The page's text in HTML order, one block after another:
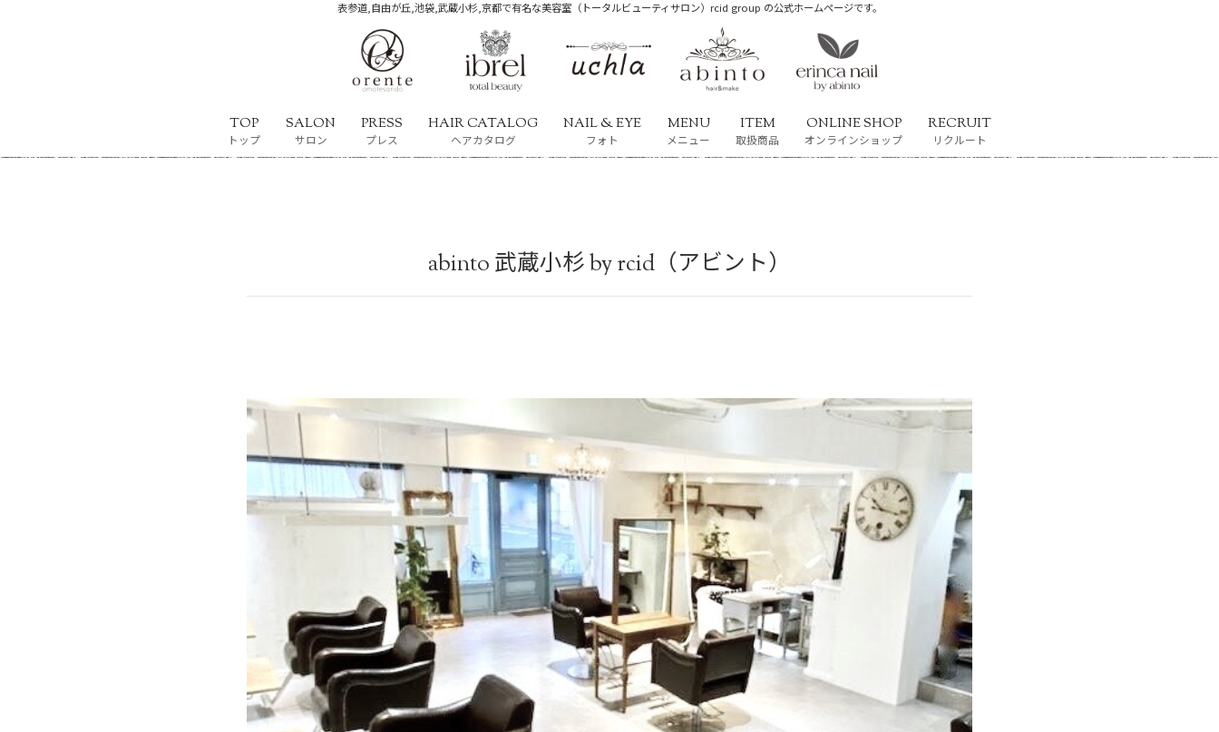
表参道,自由が丘,池袋,武蔵小杉,京都で有名な美容室（トータルビューティサロン）rcid group の公式ホームページです。
TOP
トップ
SALON
サロン
PRESS
プレス
HAIR CATALOG
ヘアカタログ
NAIL & EYE
フォト
MENU
メニュー
ITEM
取扱商品
ONLINE SHOP
オンラインショップ
RECRUIT
リクルート
abinto 武蔵小杉 by rcid（アビント）